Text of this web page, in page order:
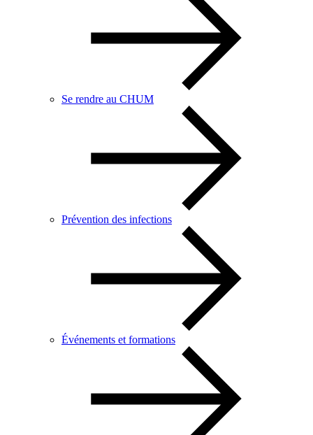
Se rendre au CHUM
Prévention des infections
Événements et formations